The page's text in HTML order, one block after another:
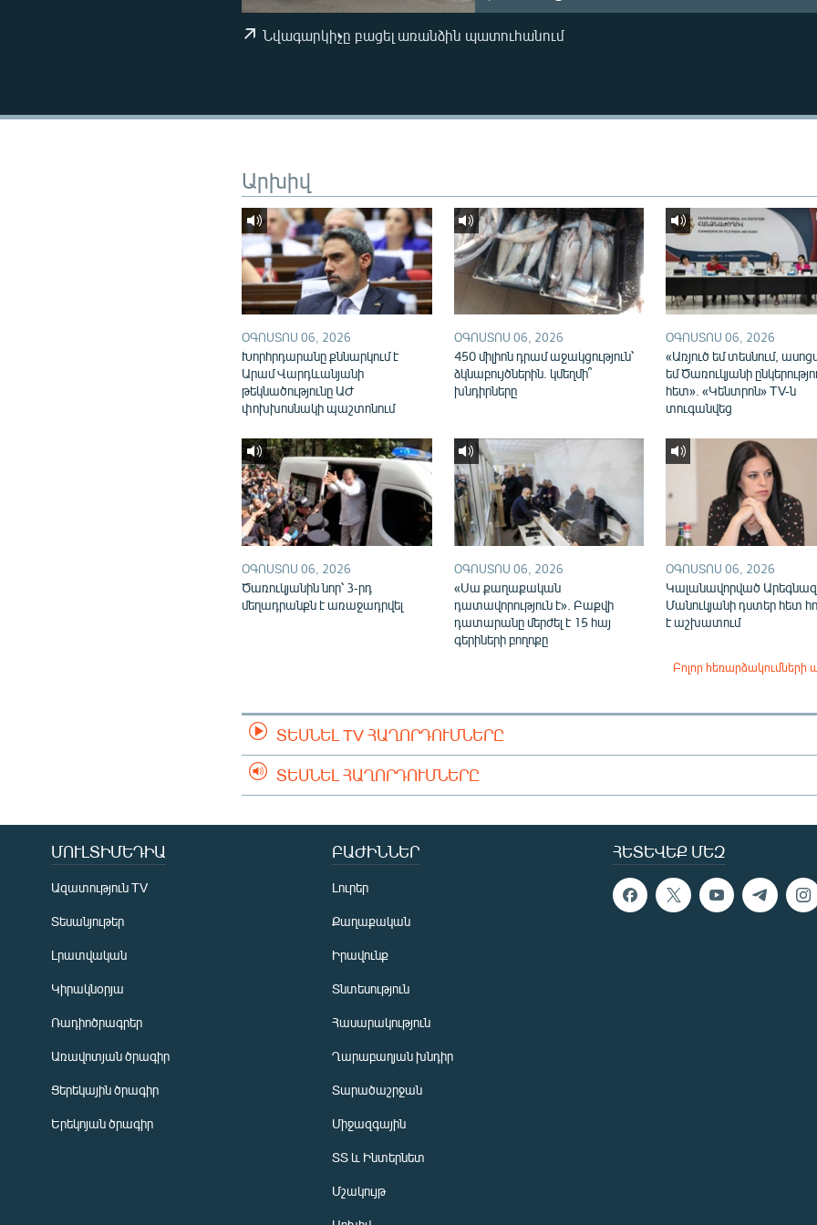
Նվագարկիչը բացել առանձին պատուհանում
Արխիվ
ՕԳՈՍՏՈՍ 06, 2026
Խորհրդարանը քննարկում է
Արամ Վարդևանյանի
թեկնածությունը ԱԺ
փոխխոսնակի պաշտոնում
ՕԳՈՍՏՈՍ 06, 2026
450 միլիոն դրամ աջակցություն՝
ձկնաբույծներին. կմեղմի՞
խնդիրները
ՕԳՈՍՏՈՍ 06, 2026
«Առյուծ եմ տեսնում,
եմ Ծառուկյանի
հետ». «Կենտրոն» TV-ն
տուգանվեց
ՕԳՈՍՏՈՍ 06, 2026
Ծառուկյանին նոր՝ 3-րդ
մեղադրանքն է առաջադրվել
ՕԳՈՍՏՈՍ 06, 2026
«Սա քաղաքական
դատավորություն է». Բաքվի
դատարանը մերժել է 15 հայ
գերիների բողոքը
ՕԳՈՍՏՈՍ 06, 2026
Կալանավորված Արեգնազ
Մանուկյանի դստեր հետ
է աշխատում
Բոլոր հեռարձակումների
ՏԵՍՆԵԼ TV ՀԱՂՈՐԴՈՒՄՆԵՐԸ
ՏԵՍՆԵԼ ՀԱՂՈՐԴՈՒՄՆԵՐԸ
ՀԵՏԵՎԵՔ ՄԵԶ
ՄՈՒԼՏԻՄԵԴԻԱ
Ազատություն TV
Տեսանյութեր
Լրատվական
Կիրակնօրյա
Ռադիոծրագրեր
Առավոտյան ծրագիր
Ցերեկային ծրագիր
Երեկոյան ծրագիր
ԲԱԺԻՆՆԵՐ
Լուրեր
Քաղաքական
Իրավունք
Տնտեսություն
Հասարակություն
Ղարաբաղյան խնդիր
Տարածաշրջան
Միջազգային
ՏՏ և Ինտերնետ
Մշակույթ